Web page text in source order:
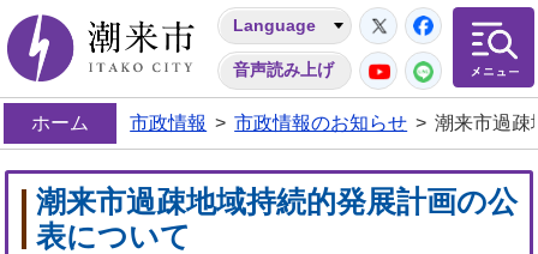
潮来市
Language
音声読み上げ
Twitter
YouTube
LINE
ホーム 市政情報 > 市政情報のお知らせ > 潮来市過疎
潮来市過疎地域持続的発展計画の公
表について